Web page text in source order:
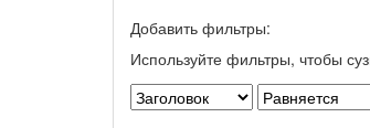
Добавить фильтры:
Используйте фильтры, чтобы